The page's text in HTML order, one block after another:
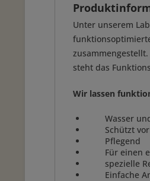
Unter unserem
steht das
Wir lassen
Wasser und
Schützt vor
Pflegend
Für einen
spezielle
Einfache